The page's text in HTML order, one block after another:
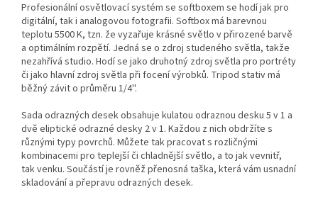
Profesionální osvětlovací systém se softboxem se hodí jak pro
digitální, tak i analogovou fotografii. Softbox má barevnou
teplotu 5500 K, tzn. že vyzařuje krásné světlo v přirozené barvě
a optimálním rozpětí. Jedná se o zdroj studeného světla, takže
nezahřívá studio. Hodí se jako druhotný zdroj světla pro portréty
či jako hlavní zdroj světla při focení výrobků. Tripod stativ má
běžný závit o průměru 1/4''.
Sada odrazných desek obsahuje kulatou odraznou desku 5 v 1 a
dvě eliptické odrazné desky 2 v 1. Každou z nich obdržíte s
různými typy povrchů. Můžete tak pracovat s rozličnými
kombinacemi pro teplejší či chladnější světlo, a to jak vevnitř,
tak venku. Součástí je rovněž přenosná taška, která vám usnadní
skladování a přepravu odrazných desek.